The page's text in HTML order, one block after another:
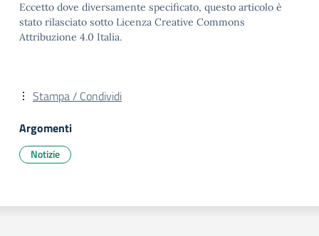
Eccetto dove diversamente specificato, questo articolo è
stato rilasciato sotto Licenza Creative Commons
Attribuzione 4.0 Italia.
Stampa / Condividi
Argomenti
Notizie